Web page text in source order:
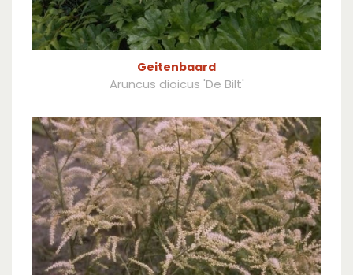
Geitenbaard
Aruncus dioicus 'De Bilt'